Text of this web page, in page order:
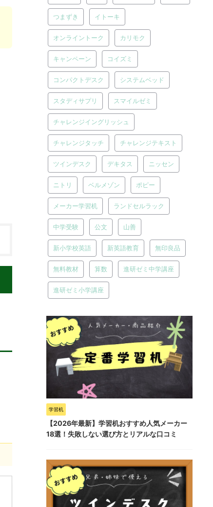
つまずき イトーキ
オンライントーク カリモク
キャンペーン コイズミ
コンパクトデスク システムベッド
スタディサプリ スマイルゼミ
チャレンジイングリッシュ
チャレンジタッチ チャレンジテキスト
ツインデスク デキタス ニッセン
ニトリ ベルメゾン ポピー
メーカー学習机 ランドセルラック
中学受験 公文 山善
新小学校英語 新英語教育 無印良品
無料教材 算数 進研ゼミ中学講座
進研ゼミ小学講座
学習机
【2026年最新】学習机おすすめ人気メーカー
18選！失敗しない選び方とリアルな口コミ